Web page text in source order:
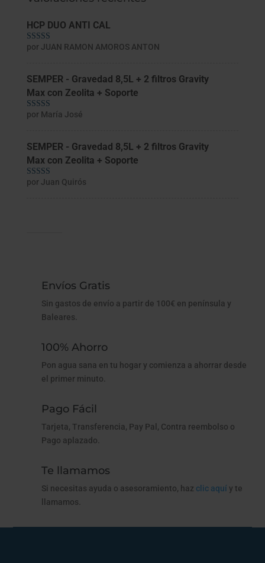
HCP DUO ANTI CAL
Valorado con
por JUAN RAMON AMOROS ANTON
SEMPER - Gravedad 8,5L + 2 filtros Gravity
Max con Zeolita + Soporte
Valorado con
por María José
SEMPER - Gravedad 8,5L + 2 filtros Gravity
Max con Zeolita + Soporte
Valorado con
por Juan Quirós
Envíos Gratis
Sin gastos de envío a partir de 100€ en península y
Baleares.
100% Ahorro
Pon agua sana en tu hogar y comienza a ahorrar desde
el primer minuto.
Pago Fácil
Tarjeta, Transferencia, Pay Pal, Contra reembolso o
Pago aplazado.
Te llamamos
Si necesitas ayuda o asesoramiento, haz clic aquíy te
llamamos.